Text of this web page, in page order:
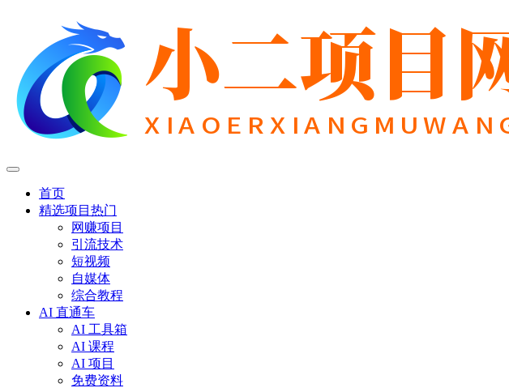
首页
精选项目 热门
网赚项目
引流技术
短视频
自媒体
综合教程
AI 直通车
AI 工具箱
AI 课程
AI 项目
免费资料